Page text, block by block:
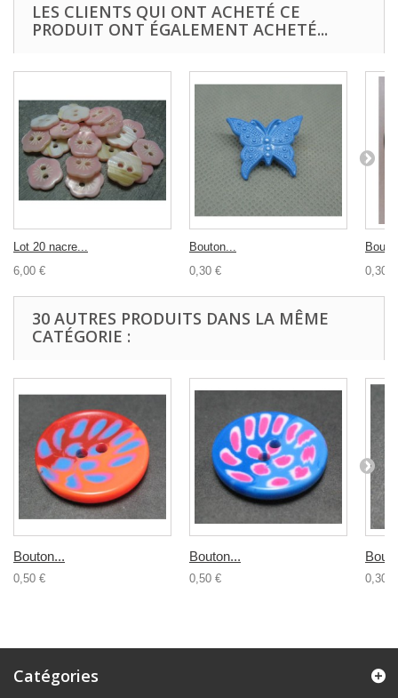
LES CLIENTS QUI ONT ACHETÉ CE
PRODUIT ONT ÉGALEMENT ACHETÉ...
Lot 20 nacre...
6,00 €
Bouton...
0,30 €
0,30 €
30 AUTRES PRODUITS DANS LA MÊME
CATÉGORIE :
Bouton...
0,50 €
Bouton...
0,50 € 0,30 €
Catégories